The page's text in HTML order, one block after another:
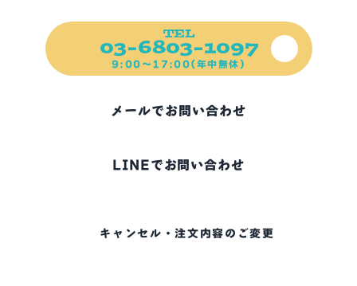
TEL
03-6803-1097
9:00～17:00(年中無休)
メールでお問い合わせ
LINEでお問い合わせ
キャンセル・注文内容のご変更